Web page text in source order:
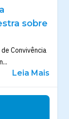
sobre
Convivência
Leia Mais